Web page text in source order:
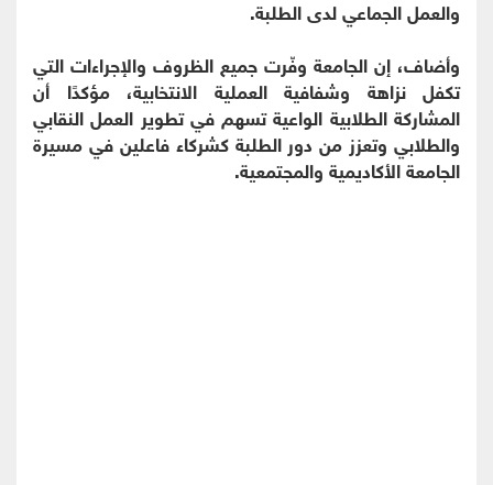
والعمل الجماعي لدى الطلبة.
وأضاف، إن الجامعة وفّرت جميع الظروف والإجراءات التي
تكفل نزاهة وشفافية العملية الانتخابية، مؤكدًا أن
المشاركة الطلابية الواعية تسهم في تطوير العمل النقابي
والطلابي وتعزز من دور الطلبة كشركاء فاعلين في مسيرة
الجامعة الأكاديمية والمجتمعية.